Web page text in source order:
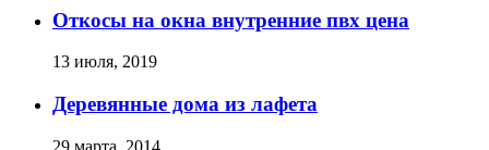
Откосы на окна внутренние пвх цена
13 июля, 2019
Деревянные дома из лафета
29 марта, 2014